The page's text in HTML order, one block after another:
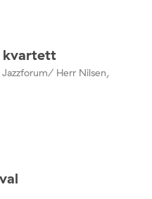
kvartett
Herr Nilsen,